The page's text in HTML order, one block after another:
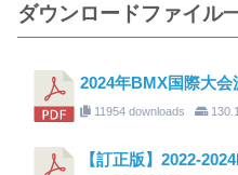
ダウンロードファイル
2024年BMX国際大会
11954 downloads
【訂正版】2022-